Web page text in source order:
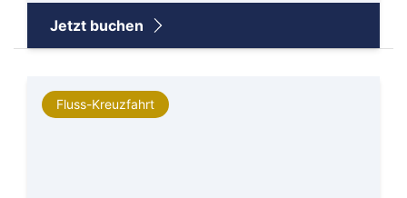
Jetzt buchen
Fluss-Kreuzfahrt